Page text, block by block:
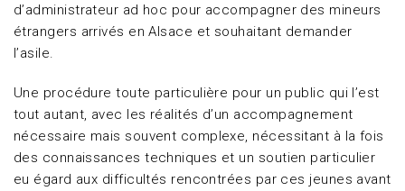
d’administrateur ad hoc pour accompagner des mineurs
étrangers arrivés en Alsace et souhaitant demander
l’asile.
Une procédure toute particulière pour un public qui l’est
tout autant, avec les réalités d’un accompagnement
nécessaire mais souvent complexe, nécessitant à la fois
des connaissances techniques et un soutien particulier
eu égard aux difficultés rencontrées par ces jeunes avant